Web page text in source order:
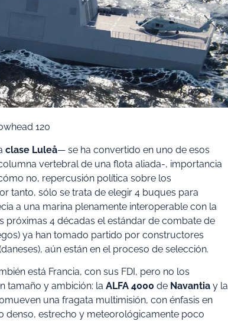
120
clase Luleå— se ha convertido en uno de esos
vertebral de una flota aliada-, importancia
no, repercusión política sobre los
tanto, sólo se trata de elegir 4 buques para
a una marina plenamente interoperable con la
próximas 4 décadas el estándar de combate de
ya han tomado partido por constructores
aún están en el proceso de selección.
está Francia, con sus FDI, pero no los
tamaño y ambición: la ALFA 4000 de Navantia y la
una fragata multimisión, con énfasis en
denso, estrecho y meteorológicamente poco